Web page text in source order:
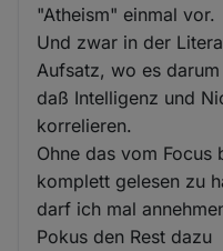
"Atheism" einmal vor.
Und zwar in der
Aufsatz, wo es darum
daß Intelligenz und
korrelieren.
Ohne das vom Focus
komplett gelesen zu
darf ich mal
Pokus den Rest dazu